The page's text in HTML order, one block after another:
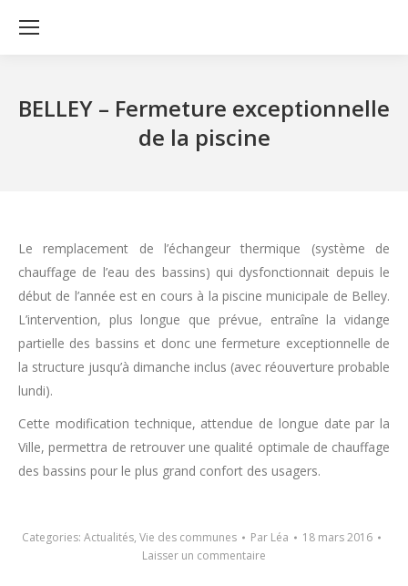
BELLEY – Fermeture exceptionnelle
de la piscine
Le remplacement de l’échangeur thermique (système de
chauffage de l’eau des bassins) qui dysfonctionnait depuis le
début de l’année est en cours à la piscine municipale de Belley.
L’intervention, plus longue que prévue, entraîne la vidange
partielle des bassins et donc une fermeture exceptionnelle de
la structure jusqu’à dimanche inclus (avec réouverture probable
lundi).
Cette modification technique, attendue de longue date par la
Ville, permettra de retrouver une qualité optimale de chauffage
des bassins pour le plus grand confort des usagers.
Categories: Actualités, Vie des communes Par Léa
18 mars 2016
Laisser un commentaire